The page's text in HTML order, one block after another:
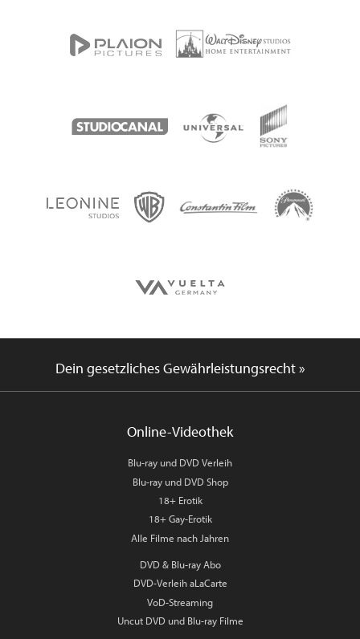
Dein gesetzliches Gewährleistungsrecht »
Online-Videothek
Blu-ray und DVD Verleih
Blu-ray und DVD Shop
18+ Erotik
18+ Gay-Erotik
Alle Filme nach Jahren
DVD & Blu-ray Abo
DVD-Verleih aLaCarte
VoD-Streaming
Uncut DVD und Blu-ray Filme